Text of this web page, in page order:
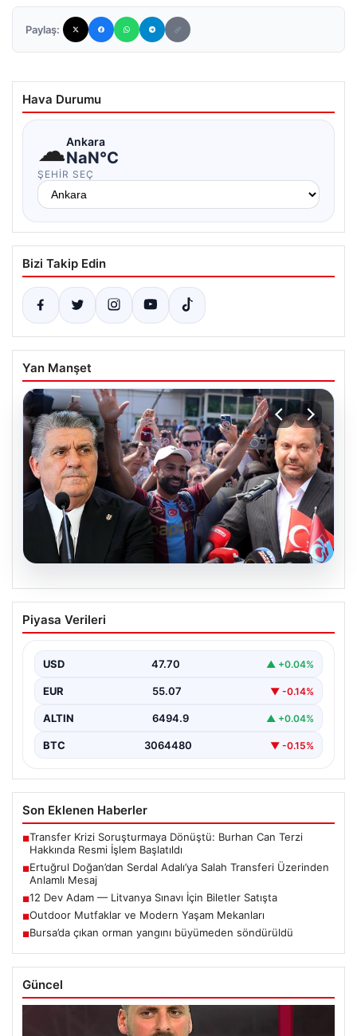
Paylaş:
Hava Durumu
☁Ankara
NaN°C
ŞEHIR SEÇ
Bizi Takip Edin
Yan Manşet
05.08.2026
Ertuğrul Doğan’dan Serdal Adalı’ya
Salah Transferi Üzerinden Anlamlı
Trabzonspor Kulübü Başkanı Ertuğrul Doğan, son
söylentileriyle ilgili…
Piyasa Verileri
USD 47.70 ▲ +0.04%
EUR 55.07 ▼ -0.14%
ALTIN 6494.9 ▲ +0.04%
BTC 3064480 ▼ -0.15%
Son Eklenen Haberler
■Transfer Krizi Soruşturmaya Dönüştü: Burhan Can Terzi
Hakkında Resmi İşlem Başlatıldı
■Ertuğrul Doğan’dan Serdal Adalı’ya Salah Transferi Üzerinden
Anlamlı Mesaj
■12 Dev Adam — Litvanya Sınavı İçin Biletler Satışta
■Outdoor Mutfaklar ve Modern Yaşam Mekanları
■Bursa’da çıkan orman yangını büyümeden söndürüldü
Güncel